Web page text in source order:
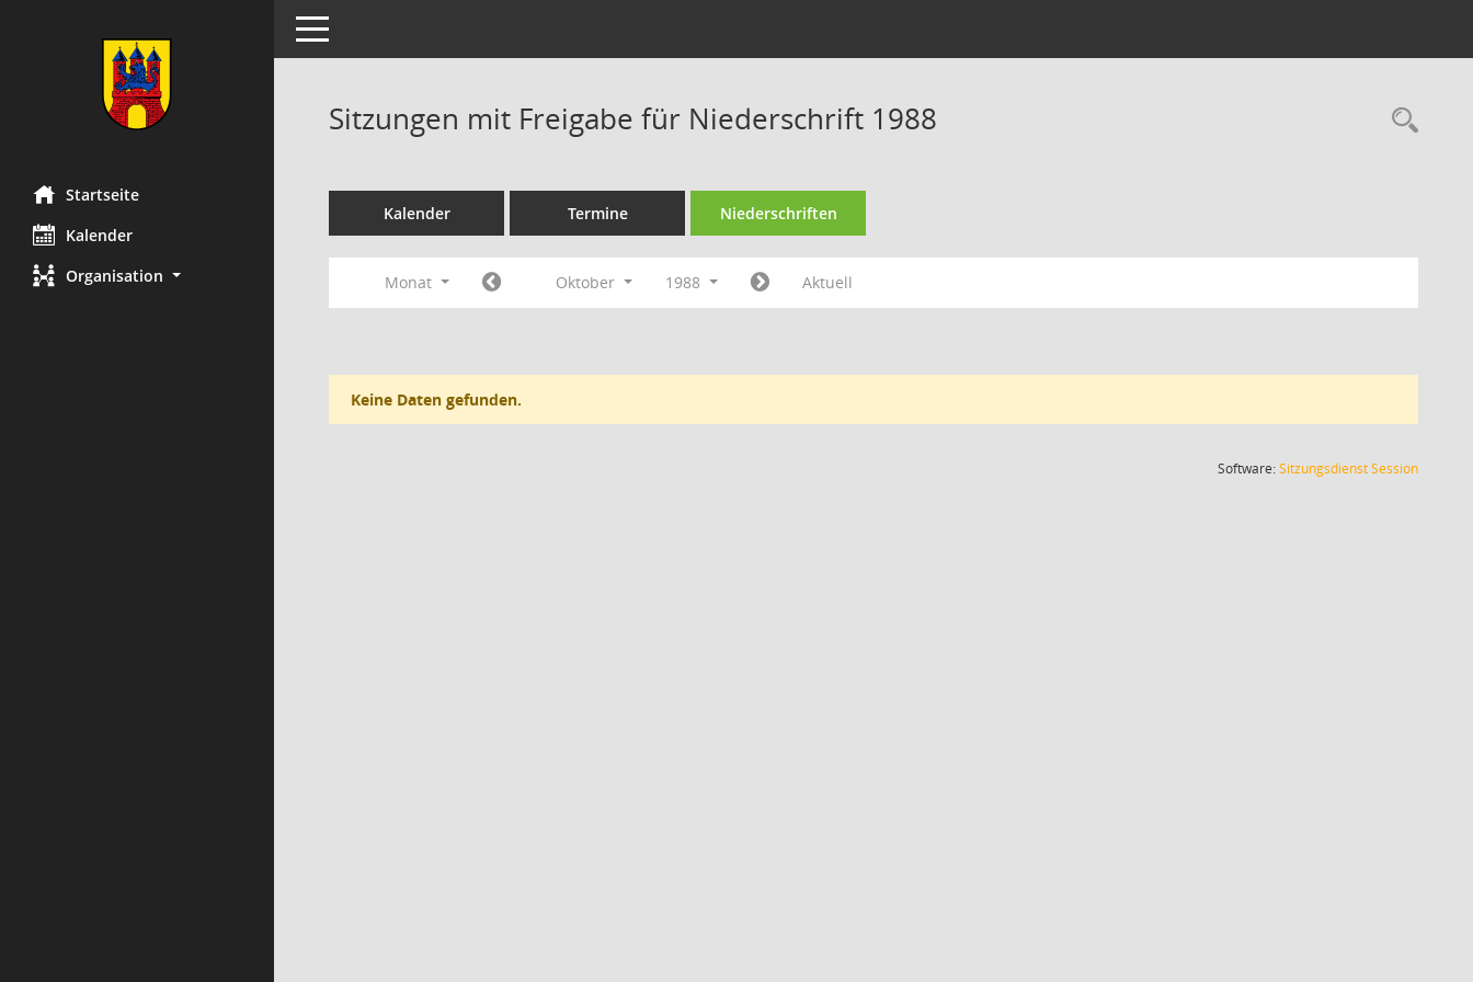
Startseite
Kalender
Organisation
Toggle navigation
Sitzungen mit Freigabe für Niederschrift 1988
Kalender Termine Niederschriften
Monat Oktober 1988 Aktuell
Keine Daten gefunden.
Software:SitzungsdienstSession(Wird in